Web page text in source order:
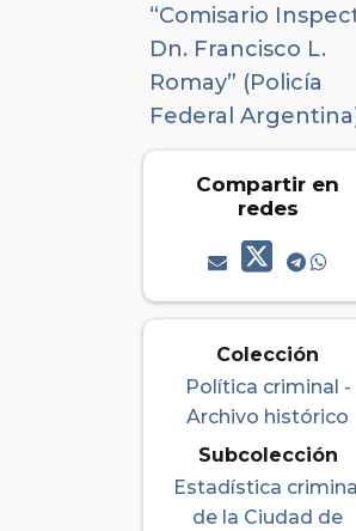
“Comisario
Dn. Francisco L.
Romay” (Policía
Federal
Compartir en
redes
Colección
Política criminal -
Archivo histórico
Subcolección
Estadística
de la Ciudad de